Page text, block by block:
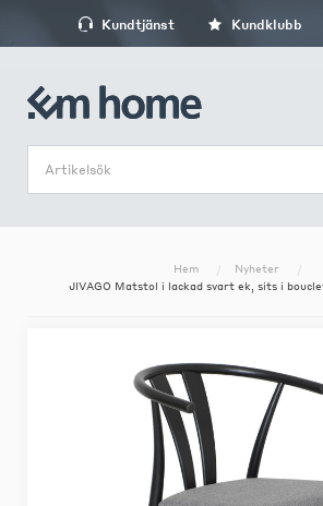
Kundtjänst Kundklubb
Hem
Nyheter
JIVAGO Matstol i lackad svart ek, sits i